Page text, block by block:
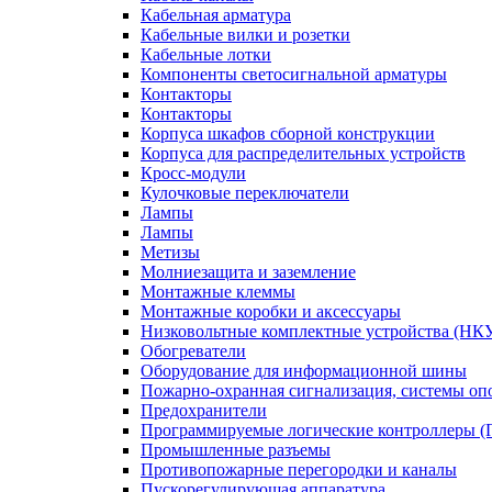
Кабельная арматура
Кабельные вилки и розетки
Кабельные лотки
Компоненты светосигнальной арматуры
Контакторы
Контакторы
Корпуса шкафов сборной конструкции
Корпуса для распределительных устройств
Кросс-модули
Кулочковые переключатели
Лампы
Лампы
Метизы
Молниезащита и заземление
Монтажные клеммы
Монтажные коробки и аксессуары
Низковольтные комплектные устройства
Обогреватели
Оборудование для информационной шины
Пожарно-охранная сигнализация, системы
Предохранители
Программируемые логические контроллеры
Промышленные разъемы
Противопожарные перегородки и каналы